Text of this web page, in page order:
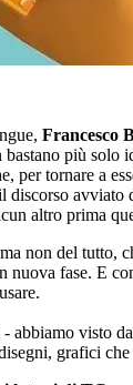
Francesco
bastano più
per tornare a
discorso avviato
altro prima
non del tutto,
nuova fase. E
abbiamo visto
grafici